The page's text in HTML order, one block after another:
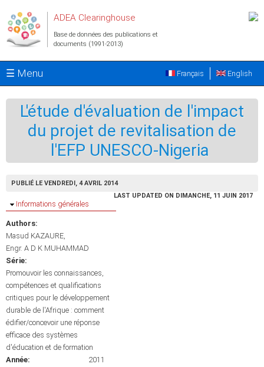
ADEA Clearinghouse
Base de données des publications et
documents (1991-2013)
☰ Menu English
Français
L'étude d'évaluation de l'impact
du projet de revitalisation de
l'EFP UNESCO-Nigeria
PUBLIÉ LE VENDREDI, 4 AVRIL 2014
LAST UPDATED ON DIMANCHE, 11 JUIN 2017
Masquer
Informations générales
Authors:
Masud KAZAURE
Engr. A D K MUHAMMAD
Série:
Promouvoir les connaissances,
compétences et qualifications
critiques pour le développement
durable de l'Afrique : comment
édifier/concevoir une réponse
efficace des systèmes
d'éducation et de formation
Année:
2011